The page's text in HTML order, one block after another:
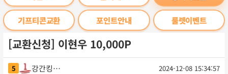
기프티콘교환 포인트안내 룰렛이벤트
[교환신청] 이현우 10,000P
5 강간킹범죄
2024-12-08 15:34:57